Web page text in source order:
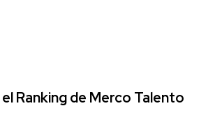
Ranking de Merco Talento